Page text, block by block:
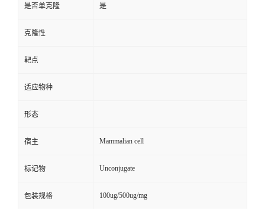
是否单克隆 是
克隆性
靶点
适应物种
形态
宿主 Mammalian cell
标记物 Unconjugate
包装规格 100ug/500ug/mg